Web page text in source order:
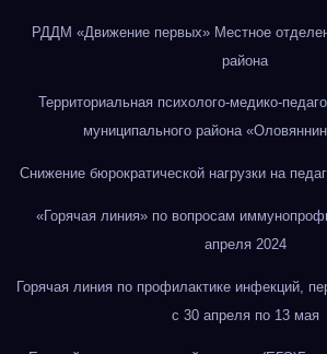
РДДМ «Движение первых» Местное
района
Территориальная психолого-медико-
муниципального района
Снижение бюрократической нагрузки на
«Горячая линия» по вопросам
апреля 2024
Горячая линия по профилактике инфекций,
с 30 апреля по 13 мая